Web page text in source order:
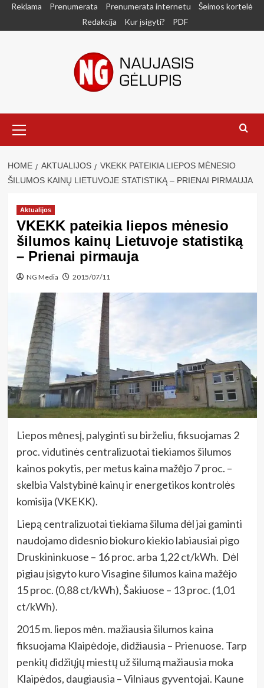
SkipReklama Prenumerata Prenumerata internetu
Šeimos kortelė
Redakcija
Kur įsigyti? PDF
Menu
HOME AKTUALIJOS
VKEKK PATEIKIA LIEPOS MĖNESIO
ŠILUMOS KAINŲ LIETUVOJE STATISTIKĄ – PRIENAI PIRMAUJA
Aktualijos
VKEKK pateikia liepos mėnesio
šilumos kainų Lietuvoje statistiką
– Prienai pirmauja
NG Media 2015/07/11
Liepos mėnesį, palyginti su birželiu, fiksuojamas 2
proc. vidutinės centralizuotai tiekiamos šilumos
kainos pokytis, per metus kaina mažėjo 7 proc. –
skelbia Valstybinė kainų ir energetikos kontrolės
komisija (VKEKK).
Liepą centralizuotai tiekiama šiluma dėl jai gaminti
naudojamo didesnio biokuro kiekio labiausiai pigo
Druskininkuose – 16 proc. arba 1,22 ct/kWh. Dėl
pigiau įsigyto kuro Visagine šilumos kaina mažėjo
15 proc. (0,88 ct/kWh), Šakiuose – 13 proc. (1,01
ct/kWh).
2015 m. liepos mėn. mažiausia šilumos kaina
fiksuojama Klaipėdoje, didžiausia – Prienuose. Tarp
penkių didžiųjų miestų už šilumą mažiausia moka
Klaipėdos, daugiausia – Vilniaus gyventojai. Kaune